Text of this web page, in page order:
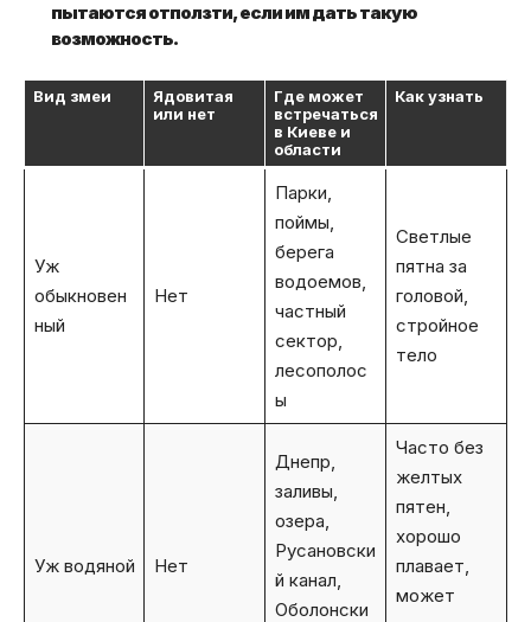
пытаются отползти, если им дать такую
возможность.
Вид змеи
Ядовитая
или нет
Где может
встречаться
в Киеве и
области
Как узнать
Уж
обыкновен
ный
Нет
Парки,
поймы,
берега
водоемов,
частный
сектор,
лесополос
ы
Светлые
пятна за
головой,
стройное
тело
Уж водяной Нет
Днепр,
заливы,
озера,
Русановски
й канал,
Оболонски
Часто без
желтых
пятен,
хорошо
плавает,
может